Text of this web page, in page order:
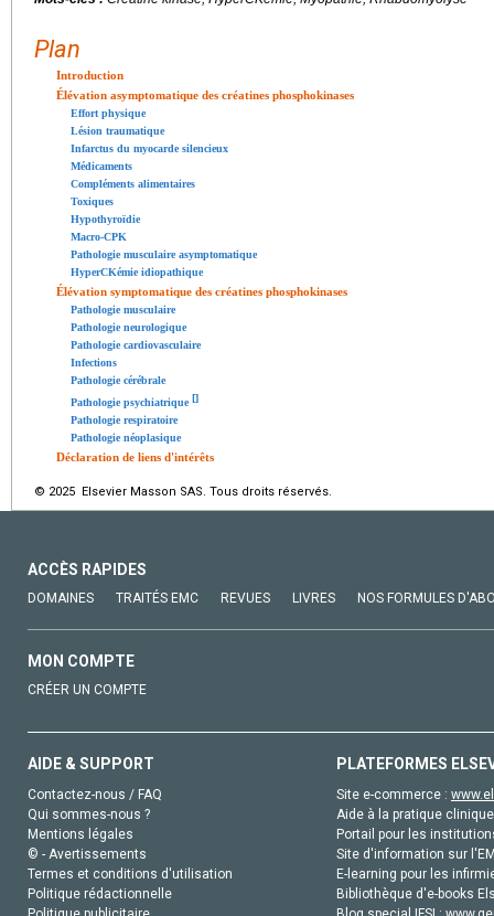
Plan
Introduction
Élévation asymptomatique des créatines phosphokinases
Effort physique
Lésion traumatique
Infarctus du myocarde silencieux
Médicaments
Compléments alimentaires
Toxiques
Hypothyroïdie
Macro-CPK
Pathologie musculaire asymptomatique
HyperCKémie idiopathique
Élévation symptomatique des créatines phosphokinases
Pathologie musculaire
Pathologie neurologique
Pathologie cardiovasculaire
Infections
Pathologie cérébrale
Pathologie psychiatrique[]
Pathologie respiratoire
Pathologie néoplasique
Déclaration de liens d'intérêts
© 2025 Elsevier Masson SAS. Tous droits réservés.
ACCÈS RAPIDES
DOMAINES TRAITÉS EMC REVUES LIVRES NOS FORMULES
MON COMPTE
CRÉER UN COMPTE
AIDE & SUPPORT
Contactez-nous / FAQ
Qui sommes-nous ?
Mentions légales
© - Avertissements
Termes et conditions d'utilisation
Politique rédactionnelle
PLATEFORMES
Site e-commerce :
Aide à la pratique
Portail pour les
Site d'information sur
E-learning pour les
Bibliothèque d'e-books